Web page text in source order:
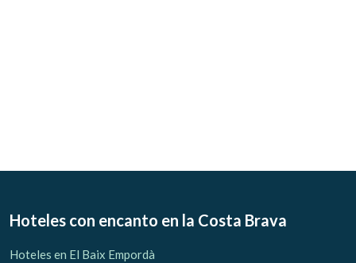
CA ES EN FR
Hoteles con encanto en la Costa Brava
Hoteles en El Baix Empordà